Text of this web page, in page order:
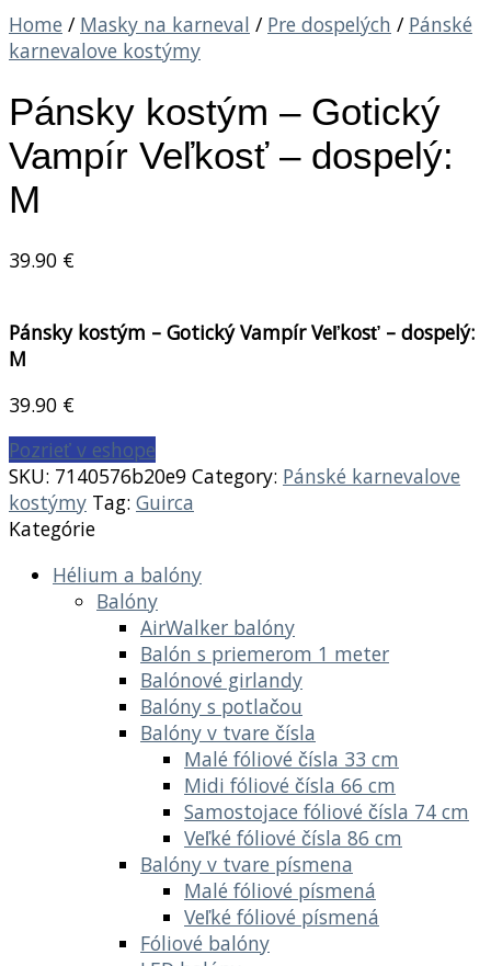
Home / Masky na karneval / Pre dospelých / Pánské
karnevalove kostýmy
Pánsky kostým – Gotický
Vampír Veľkosť – dospelý:
M
39.90 €
Pánsky kostým – Gotický Vampír Veľkosť – dospelý:
M
39.90 €
Pozrieť v eshope
SKU: 7140576b20e9 Category: Pánské karnevalove
kostýmy Tag: Guirca
Kategórie
Hélium a balóny
Balóny
AirWalker balóny
Balón s priemerom 1 meter
Balónové girlandy
Balóny s potlačou
Balóny v tvare čísla
Malé fóliové čísla 33 cm
Midi fóliové čísla 66 cm
Samostojace fóliové čísla 74 cm
Veľké fóliové čísla 86 cm
Balóny v tvare písmena
Malé fóliové písmená
Veľké fóliové písmená
Fóliové balóny